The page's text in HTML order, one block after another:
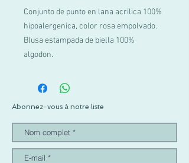
Conjunto de punto en lana acrilica 100%
hipoalergenica, color rosa empolvado.
Blusa estampada de biella 100%
algodon.
Abonnez-vous à notre liste